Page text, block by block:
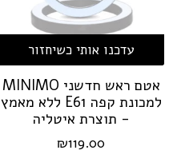
עדכנו אותי כשיחזור
אטם ראש חדשני MINIMO
למכונת קפה E61 ללא מאמץ
- תוצרת איטליה
₪119.00